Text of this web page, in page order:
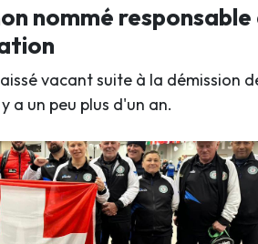
nommé responsable
vacant suite à la démission
a un peu plus d'un an.